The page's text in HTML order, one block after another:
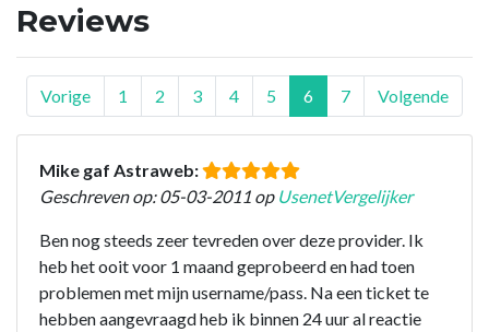
Reviews
Vorige 1 2 3 4 5 6 7 Volgende
Mike gaf Astraweb:
Geschreven op: 05-03-2011 op UsenetVergelijker
Ben nog steeds zeer tevreden over deze provider. Ik
heb het ooit voor 1 maand geprobeerd en had toen
problemen met mijn username/pass. Na een ticket te
hebben aangevraagd heb ik binnen 24 uur al reactie